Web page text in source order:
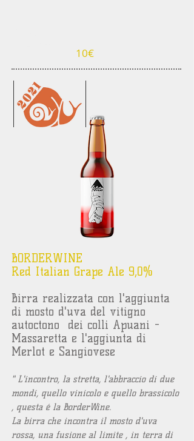
10€
BORDERWINE
Red Italian Grape Ale 9,0%
Birra realizzata con l'aggiunta
di mosto d'uva del vitigno
autoctono dei colli Apuani -
Massaretta e l'aggiunta di
Merlot e Sangiovese
" L'incontro, la stretta, l'abbraccio di due
mondi, quello vinicolo e quello brassicolo
, questa é la BorderWine.
La birra che incontra il mosto d'uva
rossa, una fusione al limite , in terra di